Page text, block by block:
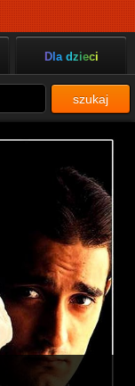
Dla dzieci
szukaj